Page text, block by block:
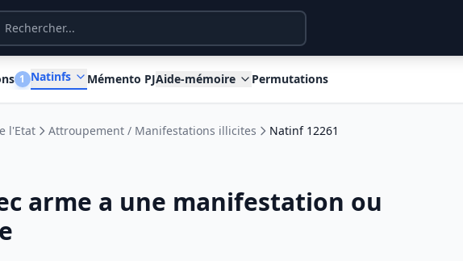
1 Natinfs Mémento PJAide-mémoire Permutations
l'Etat Attroupement / Manifestations illicites Natinf 12261
arme a une manifestation ou